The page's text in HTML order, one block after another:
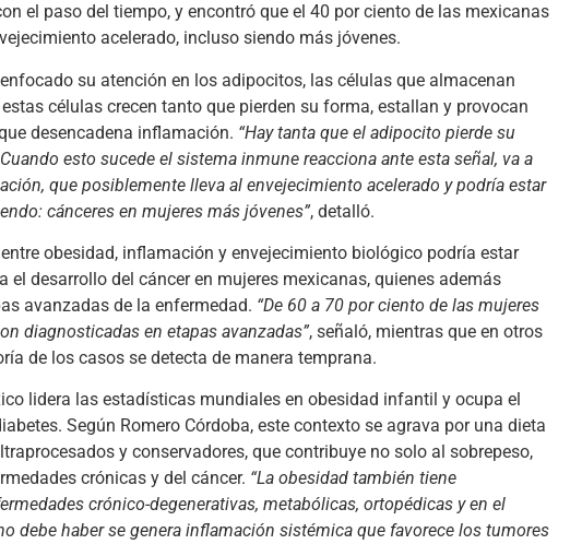
el paso del tiempo, y encontró que el 40 por ciento de las mexicanas
acelerado, incluso siendo más jóvenes.
su atención en los adipocitos, las células que almacenan
células crecen tanto que pierden su forma, estallan y provocan
desencadena inflamación. “Hay tanta que el adipocito pierde su
esto sucede el sistema inmune reacciona ante esta señal, va a
que posiblemente lleva al envejecimiento acelerado y podría estar
cánceres en mujeres más jóvenes”, detalló.
obesidad, inflamación y envejecimiento biológico podría estar
el desarrollo del cáncer en mujeres mexicanas, quienes además
avanzadas de la enfermedad. “De 60 a 70 por ciento de las mujeres
diagnosticadas en etapas avanzadas”, señaló, mientras que en otros
de los casos se detecta de manera temprana.
lidera las estadísticas mundiales en obesidad infantil y ocupa el
Según Romero Córdoba, este contexto se agrava por una dieta
y conservadores, que contribuye no solo al sobrepeso,
crónicas y del cáncer. “La obesidad también tiene
crónico-degenerativas, metabólicas, ortopédicas y en el
debe haber se genera inflamación sistémica que favorece los tumores